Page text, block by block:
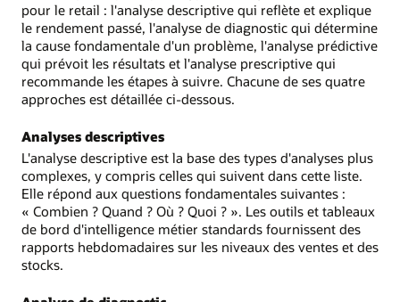
pour le retail : l'analyse descriptive qui reflète et explique
le rendement passé, l'analyse de diagnostic qui détermine
la cause fondamentale d'un problème, l'analyse prédictive
qui prévoit les résultats et l'analyse prescriptive qui
recommande les étapes à suivre. Chacune de ses quatre
approches est détaillée ci-dessous.
Analyses descriptives
L'analyse descriptive est la base des types d'analyses plus
complexes, y compris celles qui suivent dans cette liste.
Elle répond aux questions fondamentales suivantes :
« Combien ? Quand ? Où ? Quoi ? ». Les outils et tableaux
de bord d'intelligence métier standards fournissent des
rapports hebdomadaires sur les niveaux des ventes et des
stocks.